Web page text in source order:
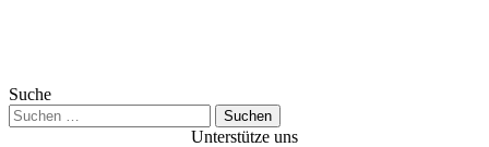
Suche
Suchen
nach:
Unterstütze uns